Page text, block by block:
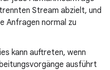
Stream abzielt, und
Anfragen normal zu
kann auftreten, wenn
ausführt